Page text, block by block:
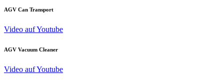
AGV Can Transport
Video auf Youtube
AGV Vacuum Cleaner
Video auf Youtube